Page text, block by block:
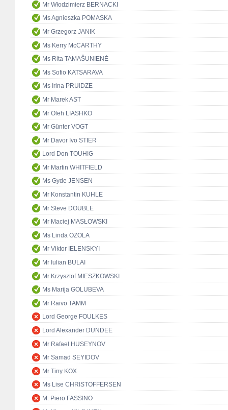
Mr Włodzimierz BERNACKI
Ms Agnieszka POMASKA
Mr Grzegorz JANIK
Ms Kerry McCARTHY
Ms Rita TAMAŠUNIENĖ
Ms Sofio KATSARAVA
Ms Irina PRUIDZE
Mr Marek AST
Mr Oleh LIASHKO
Mr Günter VOGT
Mr Davor Ivo STIER
Lord Don TOUHIG
Mr Martin WHITFIELD
Ms Gyde JENSEN
Mr Konstantin KUHLE
Mr Steve DOUBLE
Mr Maciej MASŁOWSKI
Ms Linda OZOLA
Mr Viktor IELENSKYI
Mr Iulian BULAI
Mr Krzysztof MIESZKOWSKI
Ms Marija GOLUBEVA
Mr Raivo TAMM
Lord George FOULKES
Lord Alexander DUNDEE
Mr Rafael HUSEYNOV
Mr Samad SEYIDOV
Mr Tiny KOX
Ms Lise CHRISTOFFERSEN
M. Piero FASSINO